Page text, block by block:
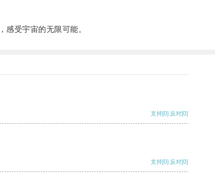
受宇宙的无限可能。
支持[0] 反对[0]
支持[0] 反对[0]